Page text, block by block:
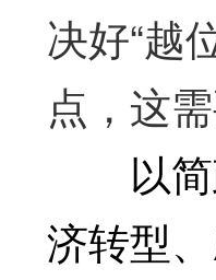
决好“越
点，这
以简
济转型